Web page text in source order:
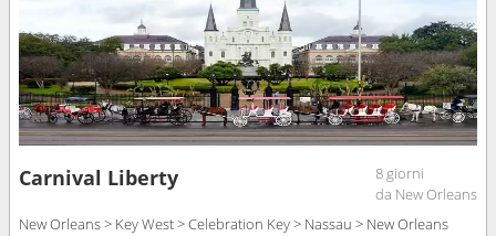
Carnival Liberty
8 giorni
da New Orleans
New Orleans > Key West > Celebration Key > Nassau > New Orleans